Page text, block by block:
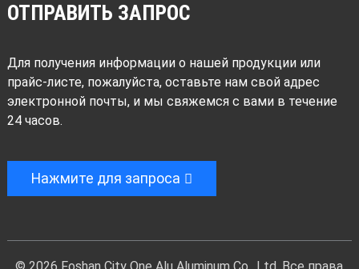
ОТПРАВИТЬ ЗАПРОС
Для получения информации о нашей продукции или
прайс-листе, пожалуйста, оставьте нам свой адрес
электронной почты, и мы свяжемся с вами в течение
24 часов.
Нажмите для запроса